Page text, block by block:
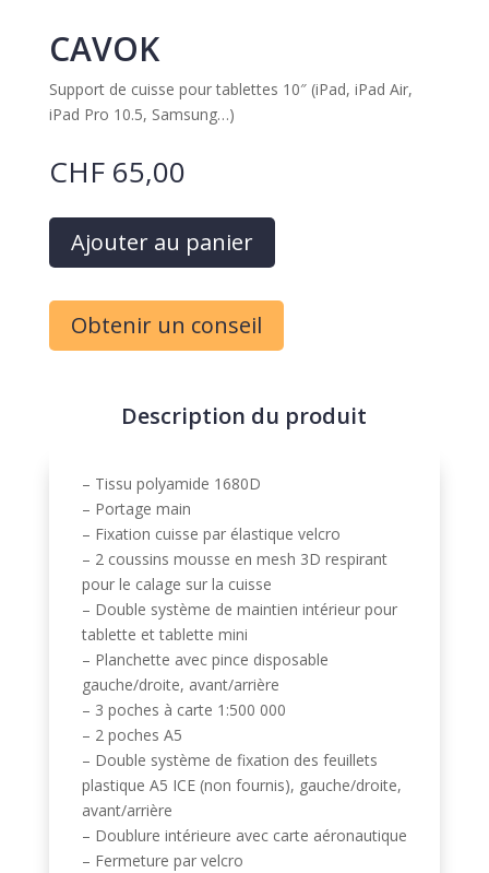
CAVOK
Support de cuisse pour tablettes 10″ (iPad, iPad Air,
iPad Pro 10.5, Samsung…)
CHF65,00
Ajouter au panier
e
n
Obtenir un conseil
Description du produit
– Tissu polyamide 1680D
– Portage main
– Fixation cuisse par élastique velcro
– 2 coussins mousse en mesh 3D respirant
pour le calage sur la cuisse
– Double système de maintien intérieur pour
tablette et tablette mini
– Planchette avec pince disposable
gauche/droite, avant/arrière
– 3 poches à carte 1:500 000
– 2 poches A5
– Double système de fixation des feuillets
plastique A5 ICE (non fournis), gauche/droite,
avant/arrière
– Doublure intérieure avec carte aéronautique
– Fermeture par velcro